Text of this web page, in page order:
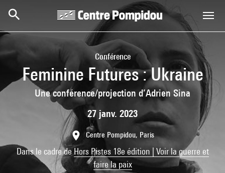
Conférence
Feminine Futures : Ukraine
Une conférence/projection d’Adrien Sina
27 janv. 2023
Centre Pompidou, Paris
Dans le cadre deHors Pistes 18e édition | Voir la guerre et
faire la paix